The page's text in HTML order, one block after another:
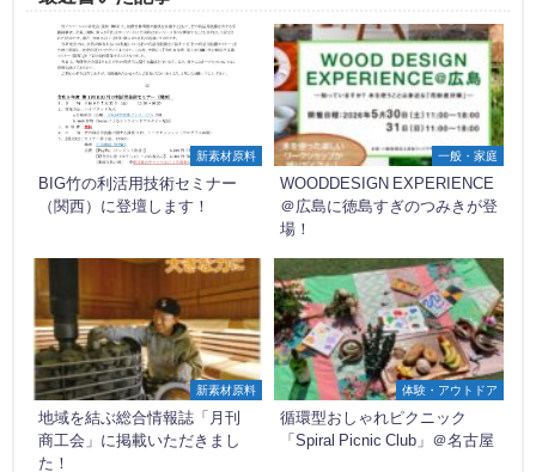
新素材原料
BIG竹の利活用技術セミナー
（関西）に登壇します！
一般・家庭
WOODDESIGN EXPERIENCE
＠広島に徳島すぎのつみきが登
場！
新素材原料
地域を結ぶ総合情報誌「月刊
商工会」に掲載いただきまし
た！
体験・アウトドア
循環型おしゃれピクニック
「Spiral Picnic Club」＠名古屋